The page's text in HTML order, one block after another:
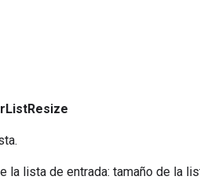
la lista de entrada: tamaño de la